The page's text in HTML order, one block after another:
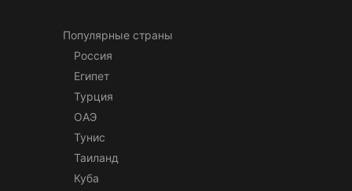
Популярные страны
Россия
Египет
Турция
ОАЭ
Тунис
Таиланд
Куба